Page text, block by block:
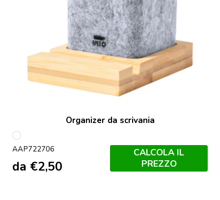
Organizer da scrivania
multicolore
AAP722706
da €2,50
CALCOLA IL
PREZZO